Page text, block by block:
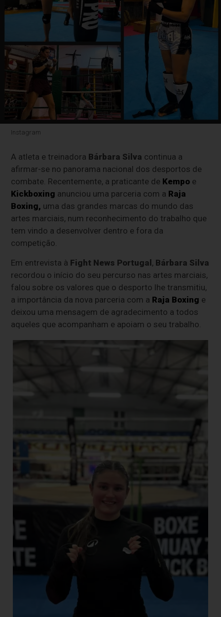
Instagram
A atleta e treinadora Bárbara Silva continua a
afirmar-se no panorama nacional dos desportos de
combate. Recentemente, a praticante de Kempo e
Kickboxing anunciou uma parceria com a Raja
Boxing, uma das grandes marcas do mundo das
artes marciais, num reconhecimento do trabalho que
tem vindo a desenvolver dentro e fora da
competição.
Em entrevista à Fight News Portugal , Bárbara Silva
recordou o início do seu percurso nas artes marciais,
falou sobre os valores que o desporto lhe transmitiu,
a importância da nova parceria com a Raja Boxing e
deixou uma mensagem de agradecimento a todos
aqueles que acompanham e apoiam o seu trabalho.